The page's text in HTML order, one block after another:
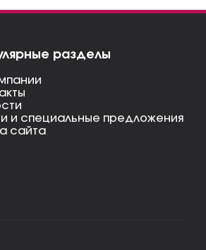
разделы
и специальные предложения
сайта